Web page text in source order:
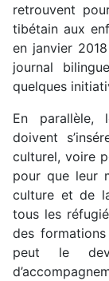
retrouvent
tibétain aux
en janvier
journal
quelques
En parallèle,
doivent
culturel, voire
pour que leur
culture et de
tous les
des
peut le